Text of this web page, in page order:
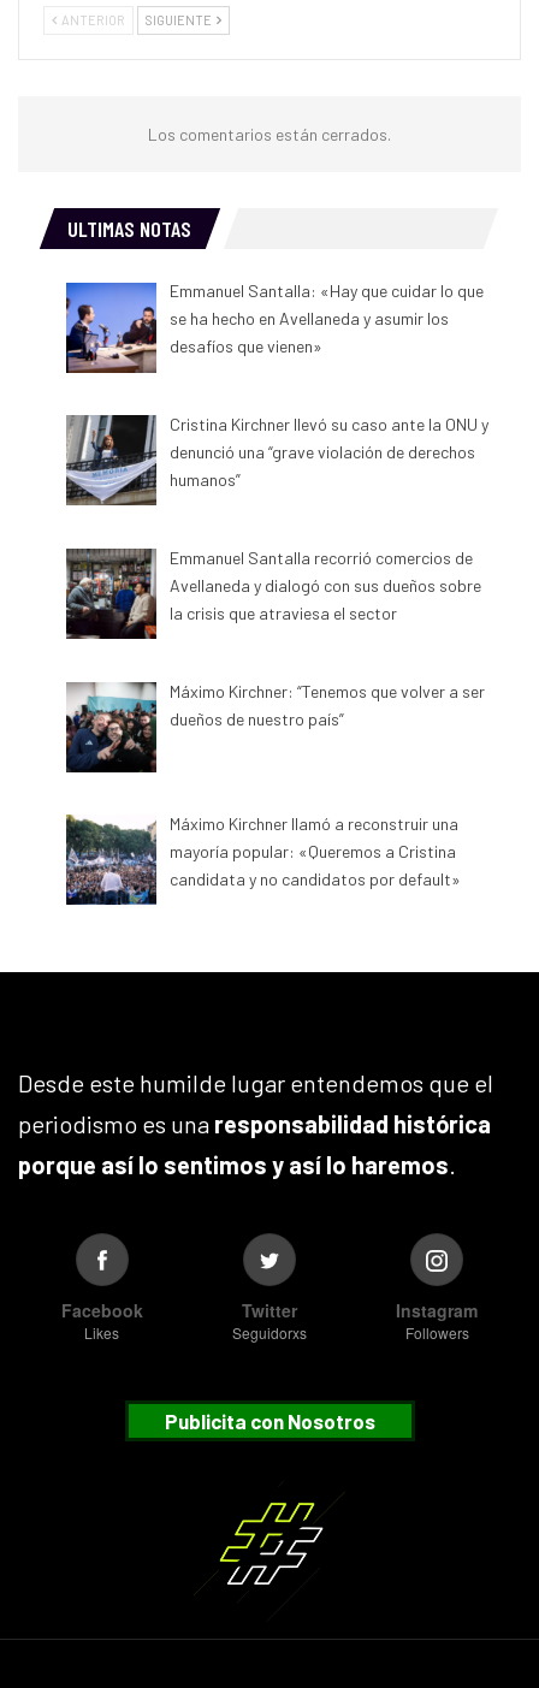
ANTERIOR SIGUIENTE
Los comentarios están cerrados.
ULTIMAS NOTAS
Emmanuel Santalla: «Hay que cuidar lo que
se ha hecho en Avellaneda y asumir los
desafíos que vienen»
Cristina Kirchner llevó su caso ante la ONU y
denunció una “grave violación de derechos
humanos”
Emmanuel Santalla recorrió comercios de
Avellaneda y dialogó con sus dueños sobre
la crisis que atraviesa el sector
Máximo Kirchner: “Tenemos que volver a ser
dueños de nuestro país”
Máximo Kirchner llamó a reconstruir una
mayoría popular: «Queremos a Cristina
candidata y no candidatos por default»
Desde este humilde lugar entendemos que el
periodismo es una responsabilidad histórica
porque así lo sentimos y así lo haremos.
Facebook
Likes
Twitter
Seguidorxs
Instagram
Followers
Publicita con Nosotros